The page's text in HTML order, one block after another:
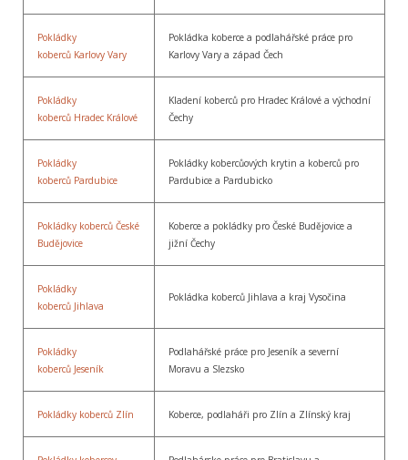
Pokládky
koberců Karlovy Vary
Pokládka koberce a podlahářské práce pro
Karlovy Vary a západ Čech
Pokládky
koberců Hradec Králové
Kladení koberců pro Hradec Králové a východní
Čechy
Pokládky
koberců Pardubice
Pokládky kobercůových krytin a koberců pro
Pardubice a Pardubicko
Pokládky koberců České
Budějovice
Koberce a pokládky pro České Budějovice a
jižní Čechy
Pokládky
koberců Jihlava
Pokládka koberců Jihlava a kraj Vysočina
Pokládky
koberců Jeseník
Podlahářské práce pro Jeseník a severní
Moravu a Slezsko
Pokládky koberců Zlín Koberce, podlaháři pro Zlín a Zlínský kraj